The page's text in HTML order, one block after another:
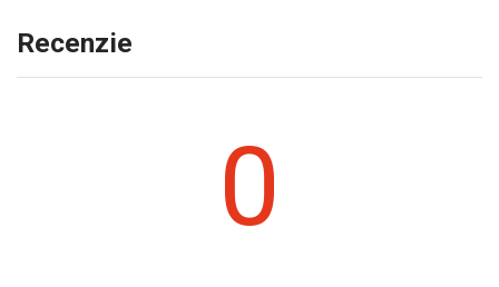
Recenzie
0